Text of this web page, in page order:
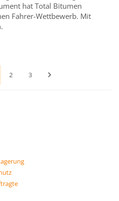
hat Total Bitumen
Fahrer-Wettbewerb. Mit
2 3